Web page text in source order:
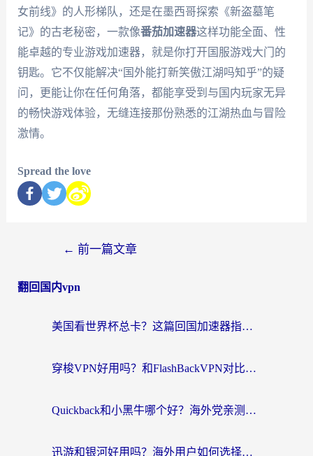
女前线》的人形梯队，还是在墨西哥探索《新盗墓笔
记》的古老秘密，一款像番茄加速器这样功能全面、性
能卓越的专业游戏加速器，就是你打开国服游戏大门的
钥匙。它不仅能解决“国外能打新笑傲江湖吗知乎”的疑
问，更能让你在任何角落，都能享受到与国内玩家无异
的畅快游戏体验，无缝连接那份熟悉的江湖热血与冒险
激情。
Spread the love
← 前一篇文章
翻回国内vpn
美国看世界杯总卡？这篇回国加速器指南帮你无缝刷国内资源（附苹果手机VPN设置步骤）
穿梭VPN好用吗？和FlashBackVPN对比哪个回国效果更好？
Quickback和小黑牛哪个好？海外党亲测指南，选对回国加速器秒回国内
迅游和银河好用吗？海外用户如何选择回国加速器实现无缝访问国内资源